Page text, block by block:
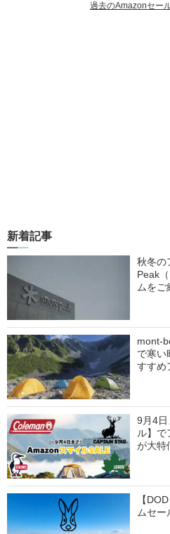
過去のAmazonセー
新着記事
秋冬の
Peak
ムをご
mont-
で寒い
すすめ
9月4日
ル】で
が大特
【
ムセ